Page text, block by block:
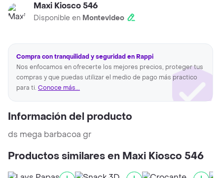
Maxi Kiosco 546
Disponible en Montevideo
Compra con tranquilidad y seguridad en Rappi
Nos enfocamos en ofrecerte los mejores precios, proteger tus
compras y que puedas utilizar el medio de pago más practico
para ti. Conoce más...
Información del producto
ds mega barbacoa gr
Productos similares en Maxi Kiosco 546